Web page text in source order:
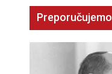
Preporučujemo